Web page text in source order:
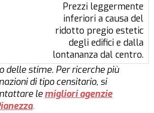
Prezzi leggermente
inferiori a causa del
ridotto pregio estetic
degli edifici e dalla
lontananza dal centro.
delle stime. Per ricerche più
di tipo censitario, si
le migliori agenzie
.